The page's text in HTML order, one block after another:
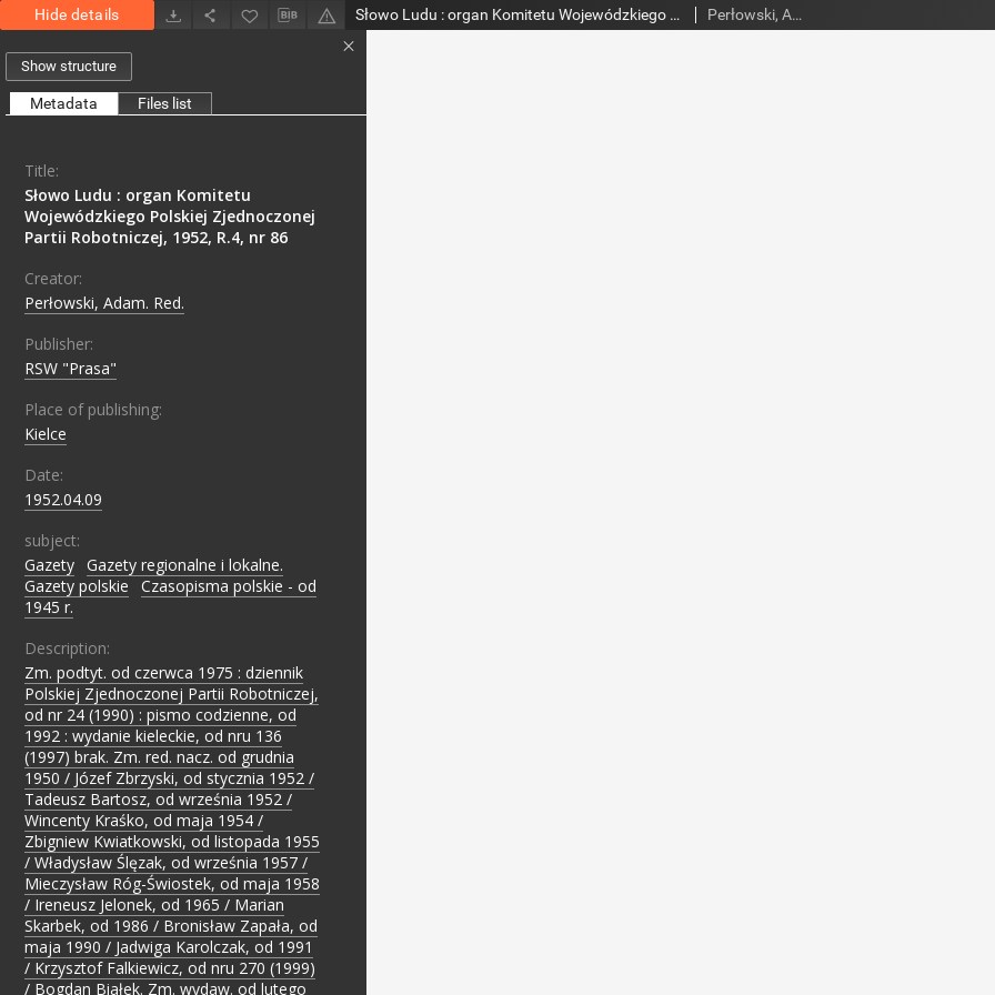
Hide details Słowo Ludu : organ Komitetu Wojewódzkiego Polskiej Zjednoczonej Partii Robotniczej, 1952, R.4, nr 86 Perłowski, Adam. Red.
Show structure
Metadata Files list
Title:
Słowo Ludu : organ Komitetu
Wojewódzkiego Polskiej Zjednoczonej
Partii Robotniczej, 1952, R.4, nr 86
Creator:
Perłowski, Adam. Red.
Publisher:
RSW "Prasa"
Place of publishing:
Kielce
Date:
1952.04.09
subject:
Gazety Gazety regionalne i lokalne.
Gazety polskie
Czasopisma polskie - od
1945 r.
Description:
Zm. podtyt. od czerwca 1975 : dziennik
Polskiej Zjednoczonej Partii Robotniczej,
od nr 24 (1990) : pismo codzienne, od
1992 : wydanie kieleckie, od nru 136
(1997) brak. Zm. red. nacz. od grudnia
1950 / Józef Zbrzyski, od stycznia 1952 /
Tadeusz Bartosz, od września 1952 /
Wincenty Kraśko, od maja 1954 /
Zbigniew Kwiatkowski, od listopada 1955
/ Władysław Ślęzak, od września 1957 /
Mieczysław Róg-Świostek, od maja 1958
/ Ireneusz Jelonek, od 1965 / Marian
Skarbek, od 1986 / Bronisław Zapała, od
maja 1990 / Jadwiga Karolczak, od 1991
/ Krzysztof Falkiewicz, od nru 270 (1999)
/ Bogdan Białek. Zm. wydaw. od lutego